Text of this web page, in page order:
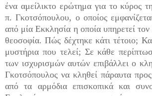
ένα αμείλικτο ερώτημα για το κύρος
π. Γκοτσόπουλου, ο οποίος
από μία Εκκλησία η οποία υπηρετεί τον
θεοσοφία. Πώς δέχτηκε κάτι τέτοιο;
μυστήρια που τελεί; Σε κάθε
των ισχυρισμών αυτών επιβάλλει ο
Γκοτσόπουλος να κληθεί πάραυτα
από τα αρμόδια επισκοπικά και